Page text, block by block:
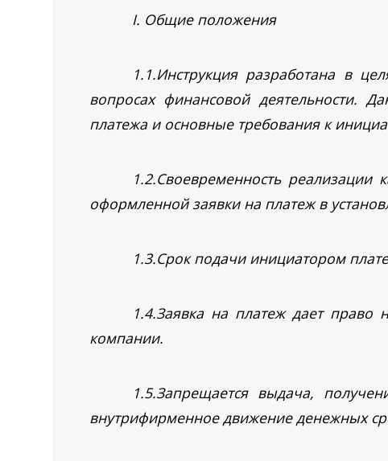
I. Общие положения
1.1.Инструкция разработана в
вопросах финансовой деятельности.
платежа и основные требования к
1.2.Своевременность
оформленной заявки на платеж в
1.3.Срок подачи инициатором
1.4.Заявка на платеж дает право
компании.
1.5.Запрещается выдача,
внутрифирменное движение денежных